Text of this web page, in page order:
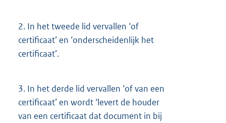
2. In het tweede lid vervallen ‘of
certificaat’ en ‘onderscheidenlijk het
certificaat’.
3. In het derde lid vervallen ‘of van een
certificaat’ en wordt ‘levert de houder
van een certificaat dat document in bij